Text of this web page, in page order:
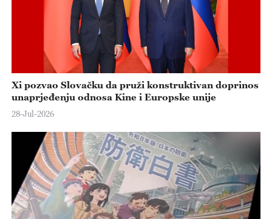
Xi pozvao Slovačku da pruži konstruktivan doprinos
unaprjeđenju odnosa Kine i Europske unije
28-Jul-2026